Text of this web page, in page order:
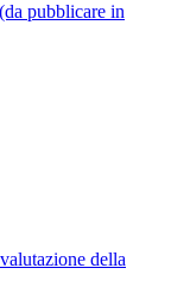
pubblicare in
della